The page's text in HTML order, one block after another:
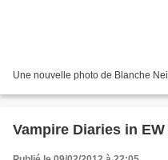
Une nouvelle photo de Blanche
Vampire Diaries in EW